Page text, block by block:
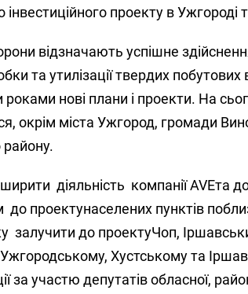
проекту в Ужгороді
відзначають успішне
та утилізації твердих побутових
нові плани і проекти. На
окрім міста Ужгород, громади
діяльність компанії AVEта
проектунаселених пунктів
залучити до проектуЧоп,
Хустському та
за участю депутатів обласної,